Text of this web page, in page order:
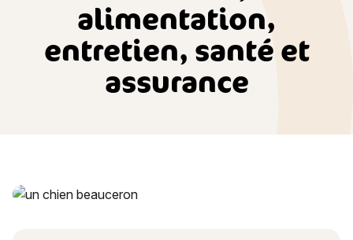
alimentation,
entretien, santé et
assurance
Beauceron (Berger de Beauce) : histoire, caractère,